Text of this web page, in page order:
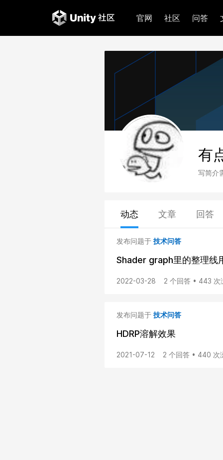
官网 社区 问答
有
写简介
动态 文章 回答
发布问题于 技术问答
Shader graph里的整理线
2022-03-28 2 个回答 • 443 次
发布问题于 技术问答
HDRP溶解效果
2021-07-12 2 个回答 • 440 次